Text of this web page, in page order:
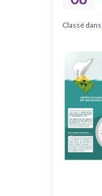
Classé dans